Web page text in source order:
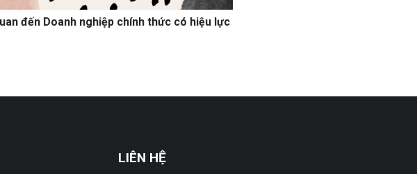
đến Doanh nghiệp chính thức có hiệu lực
LIÊN HỆ